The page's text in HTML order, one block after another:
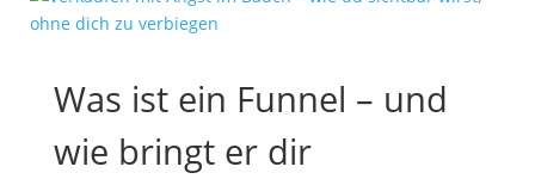
Was ist ein Funnel – und
wie bringt er dir